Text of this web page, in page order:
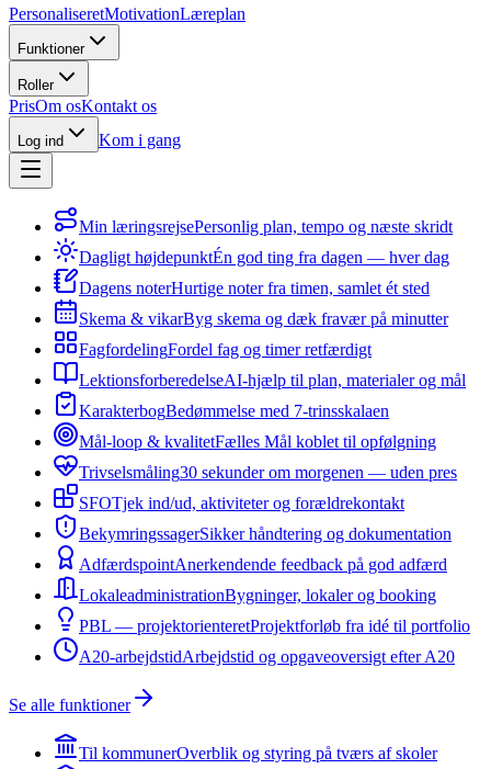
PersonaliseretMotivationLæreplan
Funktioner
Roller
PrisOm osKontakt os
Log ind Kom i gang
Min læringsrejsePersonlig plan, tempo og næste skridt
Dagligt højdepunktÉn god ting fra dagen — hver dag
Dagens noterHurtige noter fra timen, samlet ét sted
Skema & vikarByg skema og dæk fravær på minutter
FagfordelingFordel fag og timer retfærdigt
LektionsforberedelseAI-hjælp til plan, materialer og mål
KarakterbogBedømmelse med 7-trinsskalaen
Mål-loop & kvalitetFælles Mål koblet til opfølgning
Trivselsmåling30 sekunder om morgenen — uden pres
SFOTjek ind/ud, aktiviteter og forældrekontakt
BekymringssagerSikker håndtering og dokumentation
AdfærdspointAnerkendende feedback på god adfærd
LokaleadministrationBygninger, lokaler og booking
PBL — projektorienteretProjektforløb fra idé til portfolio
A20-arbejdstidArbejdstid og opgaveoversigt efter A20
Se alle funktioner
Til kommunerOverblik og styring på tværs af skoler